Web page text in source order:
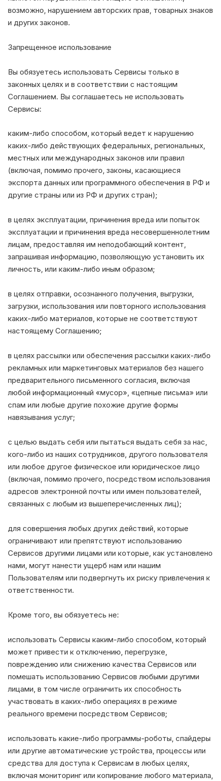
возможно, нарушением авторских прав, товарных знаков
и других законов.
Запрещенное использование
Вы обязуетесь использовать Сервисы только в
законных целях и в соответствии с настоящим
Соглашением. Вы соглашаетесь не использовать
Сервисы:
каким-либо способом, который ведет к нарушению
каких-либо действующих федеральных, региональных,
местных или международных законов или правил
(включая, помимо прочего, законы, касающиеся
экспорта данных или программного обеспечения в РФ и
другие страны или из РФ и других стран);
в целях эксплуатации, причинения вреда или попыток
эксплуатации и причинения вреда несовершеннолетним
лицам, предоставляя им неподобающий контент,
запрашивая информацию, позволяющую установить их
личность, или каким-либо иным образом;
в целях отправки, осознанного получения, выгрузки,
загрузки, использования или повторного использования
каких-либо материалов, которые не соответствуют
настоящему Соглашению;
в целях рассылки или обеспечения рассылки каких-либо
рекламных или маркетинговых материалов без нашего
предварительного письменного согласия, включая
любой информационный «мусор», «цепные письма» или
спам или любые другие похожие другие формы
навязывания услуг;
с целью выдать себя или пытаться выдать себя за нас,
кого-либо из наших сотрудников, другого пользователя
или любое другое физическое или юридическое лицо
(включая, помимо прочего, посредством использования
адресов электронной почты или имен пользователей,
связанных с любым из вышеперечисленных лиц);
для совершения любых других действий, которые
ограничивают или препятствуют использованию
Сервисов другими лицами или которые, как установлено
нами, могут нанести ущерб нам или нашим
Пользователям или подвергнуть их риску привлечения к
ответственности.
Кроме того, вы обязуетесь не:
использовать Сервисы каким-либо способом, который
может привести к отключению, перегрузке,
повреждению или снижению качества Сервисов или
помешать использованию Сервисов любыми другими
лицами, в том числе ограничить их способность
участвовать в каких-либо операциях в режиме
реального времени посредством Сервисов;
использовать какие-либо программы-роботы, спайдеры
или другие автоматические устройства, процессы или
средства для доступа к Сервисам в любых целях,
включая мониторинг или копирование любого материала,